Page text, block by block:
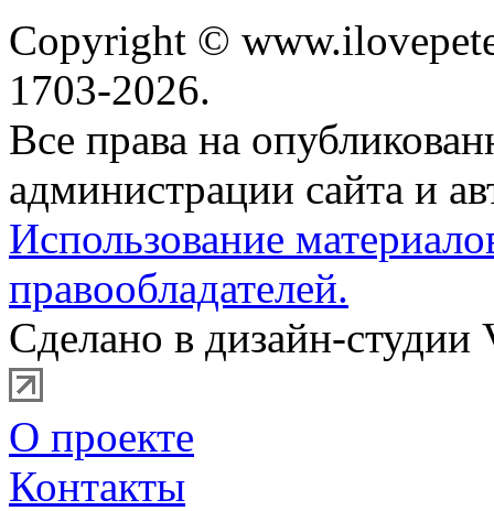
Copyright ©
1703-2026.
Все права на
администрации сайта и
Использование
правообладателей.
Сделано в дизайн-студии
О проекте
Контакты